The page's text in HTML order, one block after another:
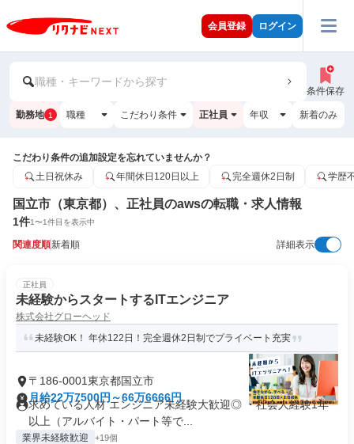
会員登録 ログイン
職種・キーワードから探す
条件保存
勤務地 1 職種 こだわり条件 正社員 年収 新着のみ
こだわり条件の追加設定を忘れていませんか？
土日祝休み
年間休日120日以上 完全週休2日制 学歴
国立市（東京都）、正社員のawsの転職・求人情報
1件1〜1件目を表示中
関連度順新着順 詳細表示
正社員
未経験からスタートするITエンジニア
株式会社グローヘッド
未経験OK！ 年休122日！完全週休2日制でプライベート充実
〒186-0001東京都国立市
月給22万7500円～66万6666円
求めている人材 エンジニア未経験大歓迎◎ ・社会人経験1年
以上（アルバイト・パート等で...
業界未経験歓迎 +19個